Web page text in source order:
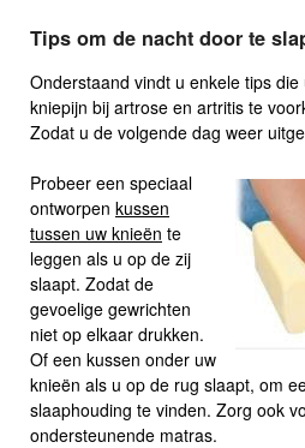
Tips om de nacht door te
Onderstaand vindt u enkele tips
kniepijn bij artrose en artritis te
Zodat u de volgende dag weer
Probeer een speciaal
ontworpen kussen
tussen uw knieën te
leggen als u op de zij
slaapt. Zodat de
gevoelige gewrichten
niet op elkaar drukken.
Of een kussen onder uw
knieën als u op de rug slaapt, om
slaaphouding te vinden. Zorg ook
ondersteunende matras.